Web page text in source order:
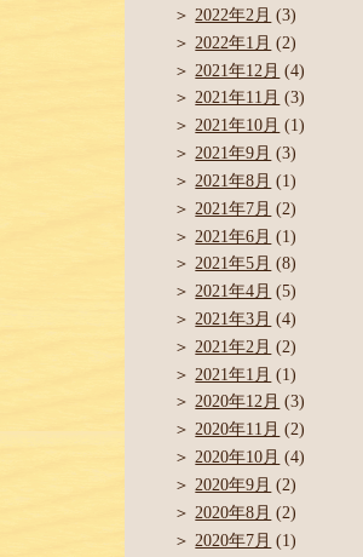
2022年2月 (3)
2022年1月 (2)
2021年12月 (4)
2021年11月 (3)
2021年10月 (1)
2021年9月 (3)
2021年8月 (1)
2021年7月 (2)
2021年6月 (1)
2021年5月 (8)
2021年4月 (5)
2021年3月 (4)
2021年2月 (2)
2021年1月 (1)
2020年12月 (3)
2020年11月 (2)
2020年10月 (4)
2020年9月 (2)
2020年8月 (2)
2020年7月 (1)